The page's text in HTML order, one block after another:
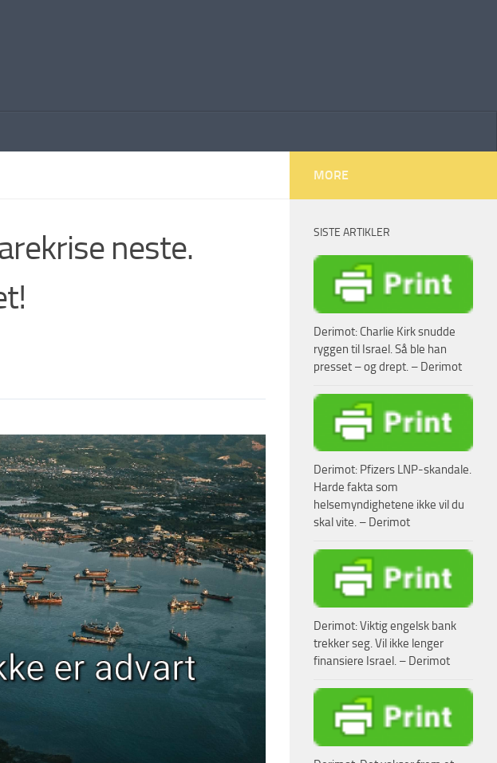
neste.
MORE
SISTE ARTIKLER
Derimot: Charlie Kirk snudde
ryggen til Israel. Så ble han
presset – og drept. – Derimot
Derimot: Pfizers LNP-skandale.
Harde fakta som
helsemyndighetene ikke vil du
skal vite. – Derimot
Derimot: Viktig engelsk bank
trekker seg. Vil ikke lenger
finansiere Israel. – Derimot